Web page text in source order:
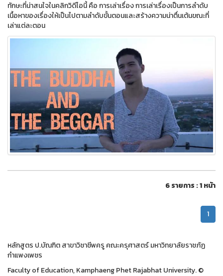
ทักษะที่น่าสนใจในคลิกวิดีโอนี้ คือ การเล่าเรื่อง การเล่าเรื่องเป็นการลำดับ
เนื้อหาของเรื่องให้เป็นไปตามลำดับขั้นตอนและสร้างความน่าตื่นเต้นขณะที่
เล่าแต่ละตอน
6 รายการ : 1 หน้า
1
หลักสูตร ป.บัณฑิต สาขาวิชาชีพครู คณะครุศาสตร์ มหาวิทยาลัยราชภัฏ
กำแพงเพชร
Faculty of Education, Kamphaeng Phet Rajabhat University. ©